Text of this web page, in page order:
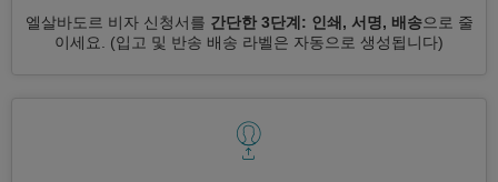
엘살바도르 비자 신청서를 간단한 3단계: 인쇄, 서명, 배송으로 줄
이세요.
(입고 및 반송 배송 라벨은 자동으로 생성됩니다)